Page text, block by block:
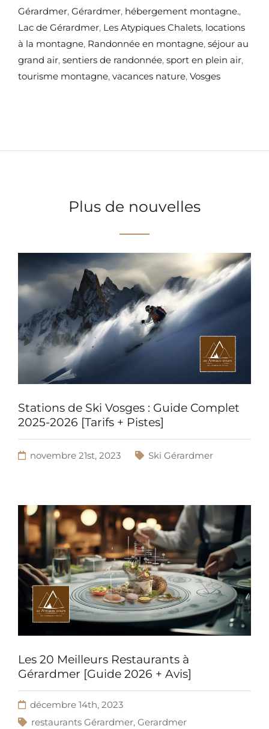
Gérardmer, Gérardmer, hébergement montagne.,
Lac de Gérardmer, Les Atypiques Chalets, locations
à la montagne, Randonnée en montagne, séjour au
grand air, sentiers de randonnée, sport en plein air,
tourisme montagne, vacances nature, Vosges
Plus de nouvelles
Stations de Ski Vosges : Guide Complet
2025-2026 [Tarifs + Pistes]
novembre 21st, 2023 Ski Gérardmer
Les 20 Meilleurs Restaurants à
Gérardmer [Guide 2026 + Avis]
décembre 14th, 2023
restaurants Gérardmer, Gerardmer